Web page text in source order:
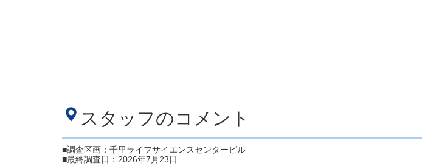
スタッフのコメント
■調査区画：千里ライフサイエンスセンタービル
■最終調査日：2026年7月23日